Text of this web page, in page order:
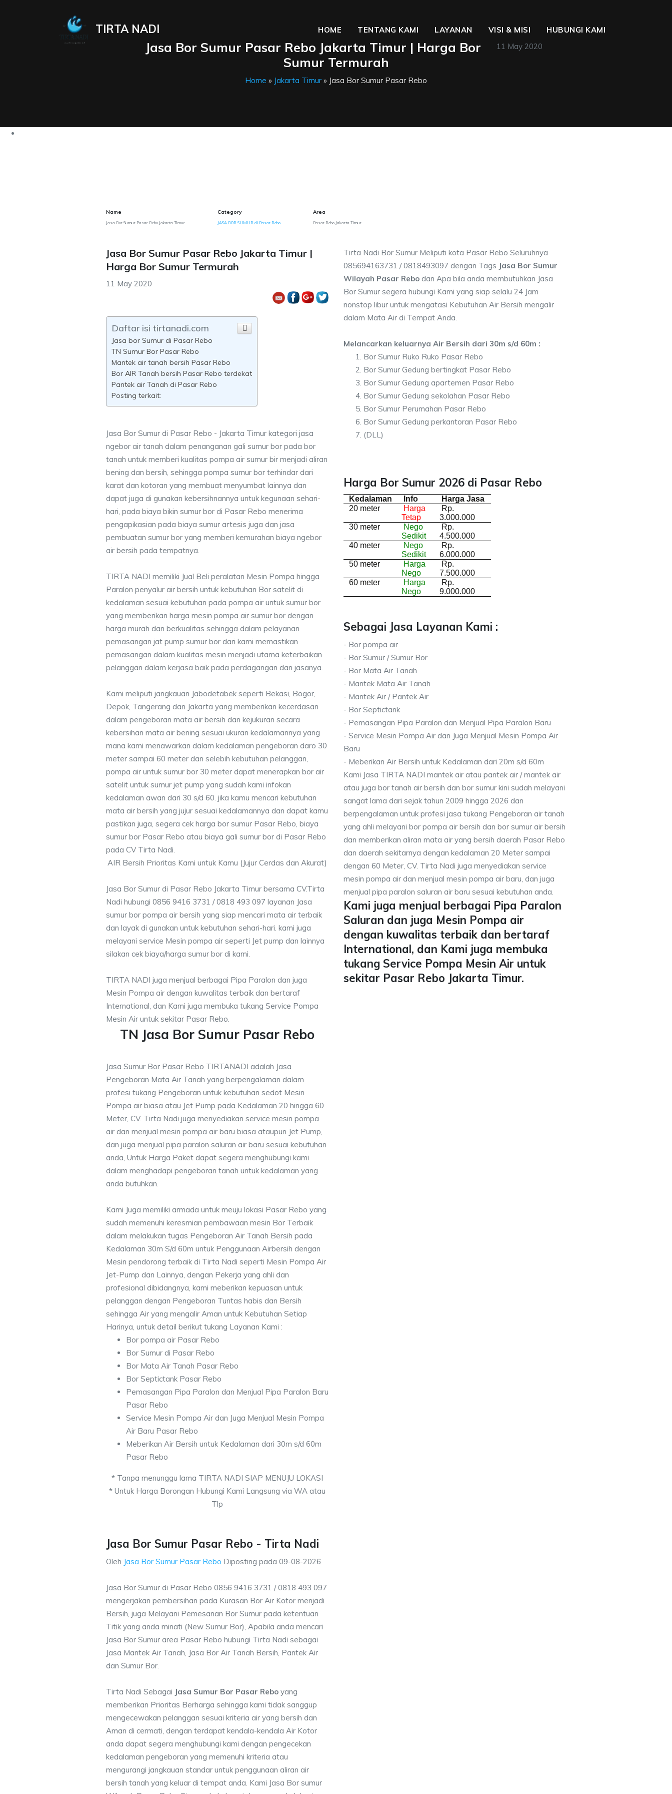
TIRTA NADI HOME TENTANG KAMI LAYANAN VISI & MISI
HUBUNGI KAMI
11 May 2020
Jasa Bor Sumur Pasar Rebo Jakarta Timur | Harga Bor
Sumur Termurah
Home » Jakarta Timur » Jasa Bor Sumur Pasar Rebo
Name
Jasa Bor Sumur Pasar Rebo Jakarta Timur
Category
JASA BOR SUMUR di Pasar Rebo
Area
Pasar Rebo Jakarta Timur
Jasa Bor Sumur Pasar Rebo Jakarta Timur |
Harga Bor Sumur Termurah
11 May 2020
Daftar isi tirtanadi.com
Jasa bor Sumur di Pasar Rebo
TN Sumur Bor Pasar Rebo
Mantek air tanah bersih Pasar Rebo
Bor AIR Tanah bersih Pasar Rebo terdekat
Pantek air Tanah di Pasar Rebo
Posting terkait:
Jasa Bor Sumur di Pasar Rebo - Jakarta Timur kategori jasa
ngebor air tanah dalam penanganan gali sumur bor pada bor
tanah untuk memberi kualitas pompa air sumur bir menjadi aliran
bening dan bersih, sehingga pompa sumur bor terhindar dari
karat dan kotoran yang membuat menyumbat lainnya dan
dapat juga di gunakan kebersihnannya untuk kegunaan sehari-
hari, pada biaya bikin sumur bor di Pasar Rebo menerima
pengapikasian pada biaya sumur artesis juga dan jasa
pembuatan sumur bor yang memberi kemurahan biaya ngebor
air bersih pada tempatnya.
TIRTA NADI memiliki Jual Beli peralatan Mesin Pompa hingga
Paralon penyalur air bersih untuk kebutuhan Bor satelit di
kedalaman sesuai kebutuhan pada pompa air untuk sumur bor
yang memberikan harga mesin pompa air sumur bor dengan
harga murah dan berkualitas sehingga dalam pelayanan
pemasangan jat pump sumur bor dari kami memastikan
pemasangan dalam kualitas mesin menjadi utama keterbaikan
pelanggan dalam kerjasa baik pada perdagangan dan jasanya.
Kami meliputi jangkauan Jabodetabek seperti Bekasi, Bogor,
Depok, Tangerang dan Jakarta yang memberikan kecerdasan
dalam pengeboran mata air bersih dan kejukuran secara
kebersihan mata air bening sesuai ukuran kedalamannya yang
mana kami menawarkan dalam kedalaman pengeboran daro 30
meter sampai 60 meter dan selebih kebutuhan pelanggan,
pompa air untuk sumur bor 30 meter dapat menerapkan bor air
satelit untuk sumur jet pump yang sudah kami infokan
kedalaman awan dari 30 s/d 60. jika kamu mencari kebutuhan
mata air bersih yang jujur sesuai kedalamannya dan dapat kamu
pastikan juga, segera cek harga bor sumur Pasar Rebo, biaya
sumur bor Pasar Rebo atau biaya gali sumur bor di Pasar Rebo
pada CV Tirta Nadi.
AIR Bersih Prioritas Kami untuk Kamu (Jujur Cerdas dan Akurat)
Jasa Bor Sumur di Pasar Rebo Jakarta Timur bersama CV.Tirta
Nadi hubungi 0856 9416 3731 / 0818 493 097 layanan Jasa
sumur bor pompa air bersih yang siap mencari mata air terbaik
dan layak di gunakan untuk kebutuhan sehari-hari. kami juga
melayani service Mesin pompa air seperti Jet pump dan lainnya
silakan cek biaya/harga sumur bor di kami.
TIRTA NADI juga menjual berbagai Pipa Paralon dan juga
Mesin Pompa air dengan kuwalitas terbaik dan bertaraf
International, dan Kami juga membuka tukang Service Pompa
Mesin Air untuk sekitar Pasar Rebo.
TN Jasa Bor Sumur Pasar Rebo
Jasa Sumur Bor Pasar Rebo TIRTANADI adalah Jasa
Pengeboran Mata Air Tanah yang berpengalaman dalam
profesi tukang Pengeboran untuk kebutuhan sedot Mesin
Pompa air biasa atau Jet Pump pada Kedalaman 20 hingga 60
Meter, CV. Tirta Nadi juga menyediakan service mesin pompa
air dan menjual mesin pompa air baru biasa ataupun Jet Pump,
dan juga menjual pipa paralon saluran air baru sesuai kebutuhan
anda, Untuk Harga Paket dapat segera menghubungi kami
dalam menghadapi pengeboran tanah untuk kedalaman yang
anda butuhkan.
Kami Juga memiliki armada untuk meuju lokasi Pasar Rebo yang
sudah memenuhi keresmian pembawaan mesin Bor Terbaik
dalam melakukan tugas Pengeboran Air Tanah Bersih pada
Kedalaman 30m S/d 60m untuk Penggunaan Airbersih dengan
Mesin pendorong terbaik di Tirta Nadi seperti Mesin Pompa Air
Jet-Pump dan Lainnya, dengan Pekerja yang ahli dan
profesional dibidangnya, kami meberikan kepuasan untuk
pelanggan dengan Pengeboran Tuntas habis dan Bersih
sehingga Air yang mengalir Aman untuk Kebutuhan Setiap
Harinya, untuk detail berikut tukang Layanan Kami :
Bor pompa air Pasar Rebo
Bor Sumur di Pasar Rebo
Bor Mata Air Tanah Pasar Rebo
Bor Septictank Pasar Rebo
Pemasangan Pipa Paralon dan Menjual Pipa Paralon Baru
Pasar Rebo
Service Mesin Pompa Air dan Juga Menjual Mesin Pompa
Air Baru Pasar Rebo
Meberikan Air Bersih untuk Kedalaman dari 30m s/d 60m
Pasar Rebo
* Tanpa menunggu lama TIRTA NADI SIAP MENUJU LOKASI
* Untuk Harga Borongan Hubungi Kami Langsung via WA atau
Tlp
Tirta Nadi Bor Sumur Meliputi kota Pasar Rebo Seluruhnya
085694163731 / 0818493097 dengan Tags Jasa Bor Sumur
Wilayah Pasar Rebo dan Apa bila anda membutuhkan Jasa
Bor Sumur segera hubungi Kami yang siap selalu 24 Jam
nonstop libur untuk mengatasi Kebutuhan Air Bersih mengalir
dalam Mata Air di Tempat Anda.
Melancarkan keluarnya Air Bersih dari 30m s/d 60m :
Bor Sumur Ruko Ruko Pasar Rebo
Bor Sumur Gedung bertingkat Pasar Rebo
Bor Sumur Gedung apartemen Pasar Rebo
Bor Sumur Gedung sekolahan Pasar Rebo
Bor Sumur Perumahan Pasar Rebo
Bor Sumur Gedung perkantoran Pasar Rebo
(DLL)
Harga Bor Sumur 2026 di Pasar Rebo
Kedalaman Info
Harga Jasa
20 meter
Harga
Tetap
Rp.
3.000.000
30 meter
Nego
Sedikit
Rp.
4.500.000
40 meter
Nego
Sedikit
Rp.
6.000.000
50 meter
Harga
Nego
Rp.
7.500.000
60 meter
Harga
Nego
Rp.
9.000.000
Sebagai Jasa Layanan Kami :
- Bor pompa air
- Bor Sumur / Sumur Bor
- Bor Mata Air Tanah
- Mantek Mata Air Tanah
- Mantek Air / Pantek Air
- Bor Septictank
- Pemasangan Pipa Paralon dan Menjual Pipa Paralon Baru
- Service Mesin Pompa Air dan Juga Menjual Mesin Pompa Air
Baru
- Meberikan Air Bersih untuk Kedalaman dari 20m s/d 60m
Kami Jasa TIRTA NADI mantek air atau pantek air / mantek air
atau juga bor tanah air bersih dan bor sumur kini sudah melayani
sangat lama dari sejak tahun 2009 hingga 2026 dan
berpengalaman untuk profesi jasa tukang Pengeboran air tanah
yang ahli melayani bor pompa air bersih dan bor sumur air bersih
dan memberikan aliran mata air yang bersih daerah Pasar Rebo
dan daerah sekitarnya dengan kedalaman 20 Meter sampai
dengan 60 Meter, CV. Tirta Nadi juga menyediakan service
mesin pompa air dan menjual mesin pompa air baru, dan juga
menjual pipa paralon saluran air baru sesuai kebutuhan anda.
Kami juga menjual berbagai Pipa Paralon
Saluran dan juga Mesin Pompa air
dengan kuwalitas terbaik dan bertaraf
International, dan Kami juga membuka
tukang Service Pompa Mesin Air untuk
sekitar Pasar Rebo Jakarta Timur.
Jasa Bor Sumur Pasar Rebo - Tirta Nadi
Oleh Jasa Bor Sumur Pasar Rebo Diposting pada 09-08-2026
Jasa Bor Sumur di Pasar Rebo 0856 9416 3731 / 0818 493 097
mengerjakan pembersihan pada Kurasan Bor Air Kotor menjadi
Bersih, juga Melayani Pemesanan Bor Sumur pada ketentuan
Titik yang anda minati (New Sumur Bor), Apabila anda mencari
Jasa Bor Sumur area Pasar Rebo hubungi Tirta Nadi sebagai
Jasa Mantek Air Tanah, Jasa Bor Air Tanah Bersih, Pantek Air
dan Sumur Bor.
Tirta Nadi Sebagai Jasa Sumur Bor Pasar Rebo yang
memberikan Prioritas Berharga sehingga kami tidak sanggup
mengecewakan pelanggan sesuai kriteria air yang bersih dan
Aman di cermati, dengan terdapat kendala-kendala Air Kotor
anda dapat segera menghubungi kami dengan pengecekan
kedalaman pengeboran yang memenuhi kriteria atau
mengurangi jangkauan standar untuk penggunaan aliran air
bersih tanah yang keluar di tempat anda. Kami Jasa Bor sumur